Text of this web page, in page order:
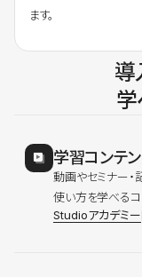
ます。
導
学
学習コンテ
動画やセミナー・
使い方を学べるコ
Studioアカデミー